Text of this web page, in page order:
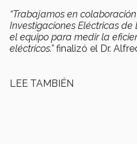
“Trabajamos en
Investigaciones Eléctricas
el equipo para medir la
eléctricos.”finalizó el Dr.
LEE TAMBIÉN